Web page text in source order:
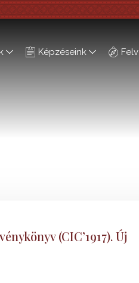
Képzéseink
(CIC’1917). Új